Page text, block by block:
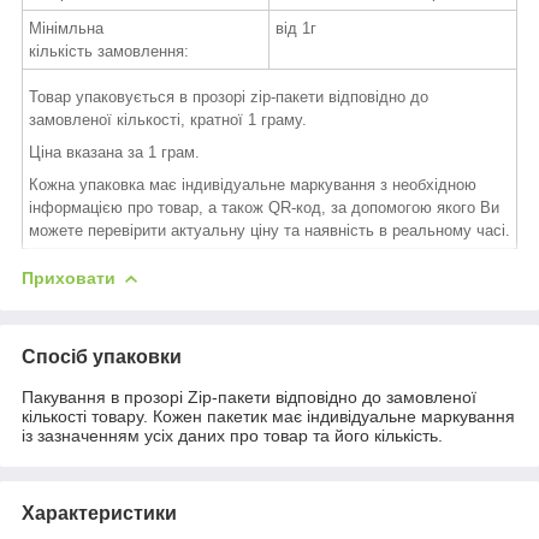
Мінімльна
кількість замовлення:
від 1г
Товар упаковується в прозорі zip-пакети відповідно до
замовленої кількості, кратної 1 граму.
Ціна вказана за 1 грам.
Кожна упаковка має індивідуальне маркування з необхідною
інформацією про товар, а також QR-код, за допомогою якого Ви
можете перевірити актуальну ціну та наявність в реальному часі.
Приховати
Спосіб упаковки
Пакування в прозорі Zip-пакети відповідно до замовленої
кількості товару. Кожен пакетик має індивідуальне маркування
із зазначенням усіх даних про товар та його кількість.
Характеристики